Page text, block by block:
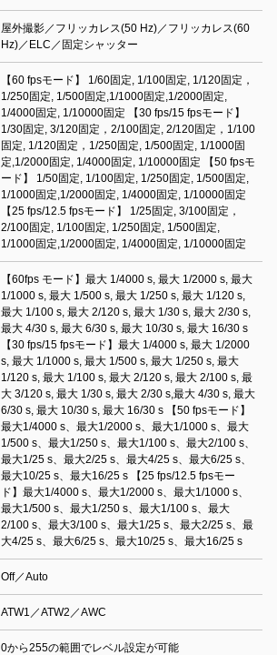
屋外撮影／フリッカレス(50 Hz)／フリッカレス(60
Hz)／ELC／固定シャッター
【60 fpsモード】 1/60固定, 1/100固定, 1/120固定，
1/250固定, 1/500固定,1/1000固定,1/2000固定,
1/4000固定, 1/10000固定 【30 fps/15 fpsモード】
1/30固定, 3/120固定，2/100固定, 2/120固定，1/100
固定, 1/120固定，1/250固定, 1/500固定, 1/1000固
定,1/2000固定, 1/4000固定, 1/10000固定 【50 fpsモ
ード】 1/50固定, 1/100固定, 1/250固定, 1/500固定,
1/1000固定,1/2000固定, 1/4000固定, 1/10000固定
【25 fps/12.5 fpsモード】 1/25固定, 3/100固定，
2/100固定, 1/100固定, 1/250固定, 1/500固定,
1/1000固定,1/2000固定, 1/4000固定, 1/10000固定
【60fps モード】最大 1/4000 s, 最大 1/2000 s, 最大
1/1000 s, 最大 1/500 s, 最大 1/250 s, 最大 1/120 s,
最大 1/100 s, 最大 2/120 s, 最大 1/30 s, 最大 2/30 s,
最大 4/30 s, 最大 6/30 s, 最大 10/30 s, 最大 16/30 s
【30 fps/15 fpsモード】最大 1/4000 s, 最大 1/2000
s, 最大 1/1000 s, 最大 1/500 s, 最大 1/250 s, 最大
1/120 s, 最大 1/100 s, 最大 2/120 s, 最大 2/100 s, 最
大 3/120 s, 最大 1/30 s, 最大 2/30 s,最大 4/30 s, 最大
6/30 s, 最大 10/30 s, 最大 16/30 s 【50 fpsモード】
最大1/4000 s、最大1/2000 s、最大1/1000 s、最大
1/500 s、最大1/250 s、最大1/100 s、最大2/100 s、
最大1/25 s、最大2/25 s、最大4/25 s、最大6/25 s、
最大10/25 s、最大16/25 s 【25 fps/12.5 fpsモー
ド】最大1/4000 s、最大1/2000 s、最大1/1000 s、
最大1/500 s、最大1/250 s、最大1/100 s、最大
2/100 s、最大3/100 s、最大1/25 s、最大2/25 s、最
大4/25 s、最大6/25 s、最大10/25 s、最大16/25 s
Off／Auto
ATW1／ATW2／AWC
0から255の範囲でレベル設定が可能